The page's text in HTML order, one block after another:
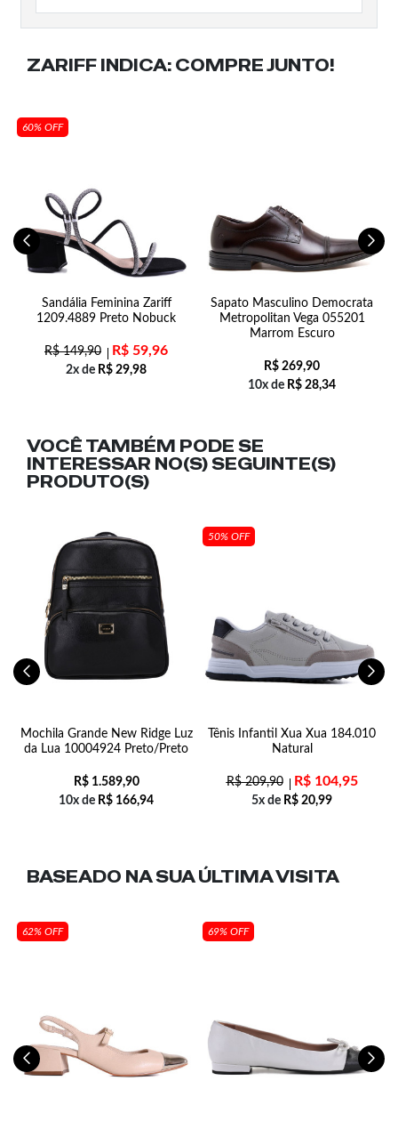
ZARIFF INDICA: COMPRE JUNTO!
60% OFF
Sandália Feminina Zariff
1209.4889 Preto Nobuck
R$149,90 R$ 59,96
2x de R$ 29,98
Sapato Masculino Democrata
Metropolitan Vega 055201
Marrom Escuro
R$ 269,90
10x de R$ 28,34
VOCÊ TAMBÉM PODE SE
INTERESSAR NO(S) SEGUINTE(S)
PRODUTO(S)
Mochila Grande New Ridge Luz
da Lua 10004924 Preto/Preto
R$1.589,90
10x de R$ 166,94
50% OFF
Tênis Infantil Xua Xua 184.010
Natural
R$209,90 R$104,95
5x de R$ 20,99
BASEADO NA SUAÚLTIMA VISITA
62% OFF 69% OFF